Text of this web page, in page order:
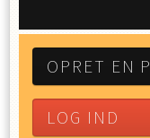
OPRET EN
LOG IND